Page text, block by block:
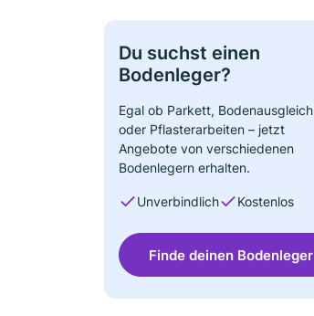
Du suchst einen
Bodenleger?
Egal ob Parkett, Bodenausgleich
oder Pflasterarbeiten – jetzt
Angebote von verschiedenen
Bodenlegern erhalten.
Unverbindlich Kostenlos
Finde deinen Bodenleger